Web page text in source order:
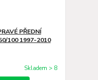
PŘEDNÍ
100 1997-2010
Skladem > 8